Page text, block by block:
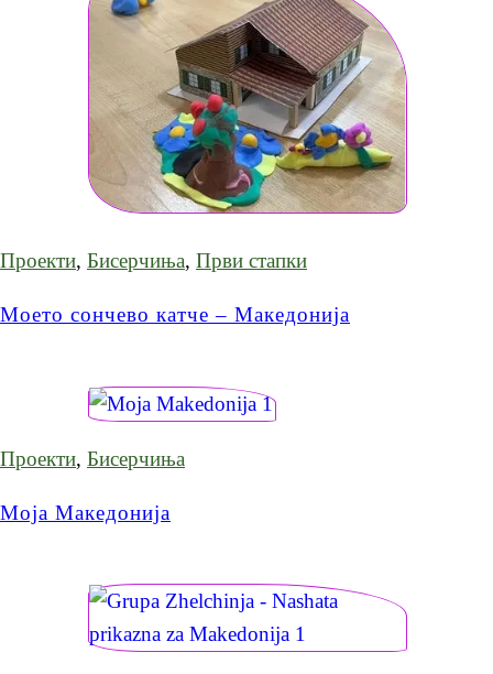
Проекти, Бисерчиња, Први стапки
Моето сончево катче – Македонија
Проекти, Бисерчиња
Моја Македонија